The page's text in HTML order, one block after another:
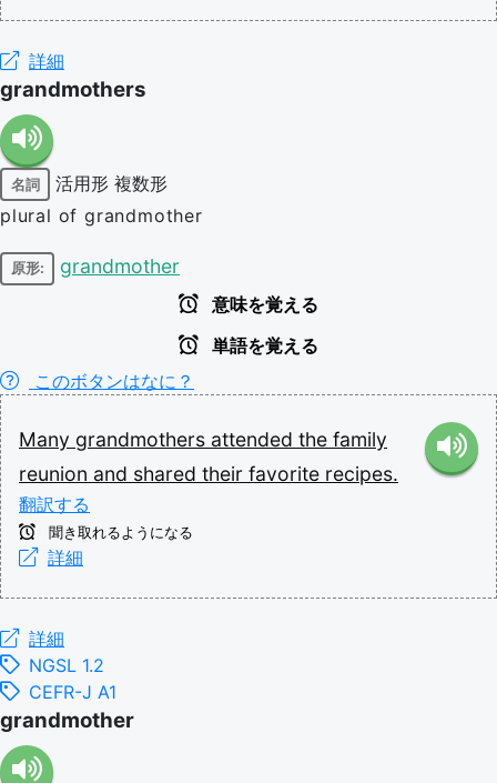
詳細
grandmothers
名詞 活用形 複数形
plural of grandmother
原形: grandmother
意味を覚える
単語を覚える
このボタンはなに？
Many grandmothers attended the family
reunion and shared their favorite recipes.
翻訳する
聞き取れるようになる
詳細
詳細
NGSL 1.2
CEFR-J A1
grandmother